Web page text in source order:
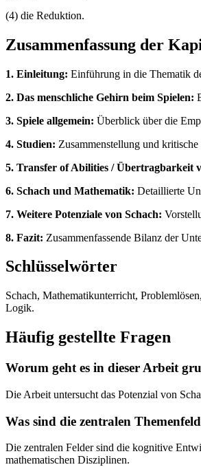
(4) die Reduktion.
Zusammenfassung der
1. Einleitung: Einführung in die Thematik
2. Das menschliche Gehirn beim Spielen:
3. Spiele allgemein: Überblick über die
4. Studien: Zusammenstellung und
5. Transfer of Abilities / Übertragbarkeit
6. Schach und Mathematik: Detaillierte
7. Weitere Potenziale von Schach:
8. Fazit: Zusammenfassende Bilanz der
Schlüsselwörter
Schach, Mathematikunterricht,
Logik.
Häufig gestellte Fragen
Worum geht es in dieser Arbeit
Die Arbeit untersucht das Potenzial von
Was sind die zentralen
Die zentralen Felder sind die kognitive
mathematischen Disziplinen.